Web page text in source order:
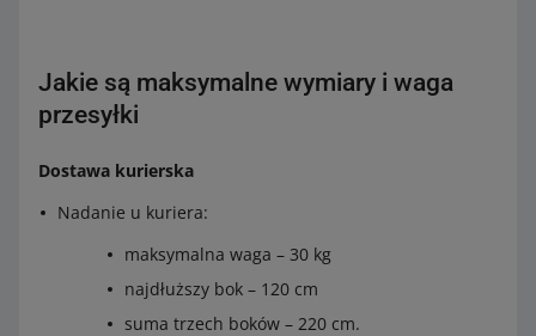
Maksymalna kwota, jaką możesz ustawić w
cennikach na allegro.pl
25,99
cennikach na allegro.cz
Allegro International Kurier Czechy pobranie
Maksymalna kwota, jaką możesz ustawić w cennikach
na allegro.pl
Maksymalna kwota, jaką możesz ustawić w
Jakie są maksymalne wymiary i waga
przesyłki
Dostawa kurierska
Nadanie u kuriera:
maksymalna waga – 30 kg
najdłuższy bok – 120 cm
suma trzech boków – 220 cm.